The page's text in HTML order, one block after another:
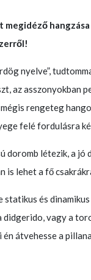
megidéző
nyelve”,
az asszonyokban
rengeteg
felé fordulásra
doromb létezik, a jó
is lehet a fő
statikus és
didgerido, vagy a
én átvehesse a